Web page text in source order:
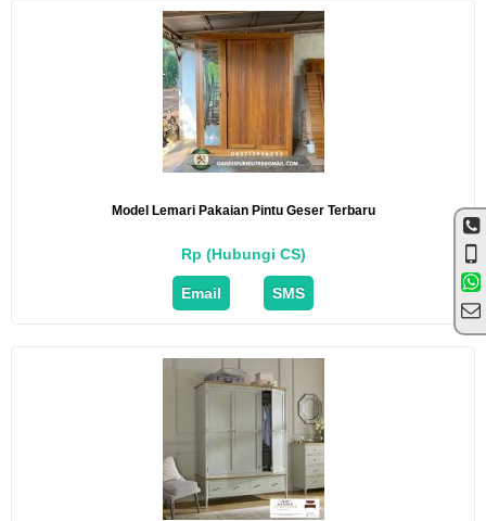
Model Lemari Pakaian Pintu Geser Terbaru
Rp (Hubungi CS)
Email SMS